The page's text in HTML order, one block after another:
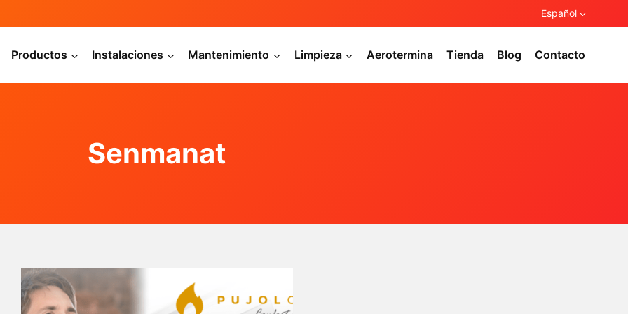
Español
Productos Instalaciones Mantenimiento Limpieza Aerotermina Tienda Blog Contacto
Senmanat